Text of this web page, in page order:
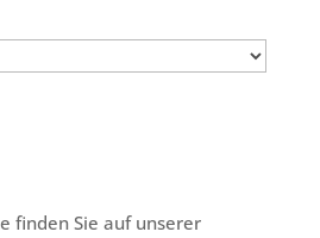
finden Sie auf unserer